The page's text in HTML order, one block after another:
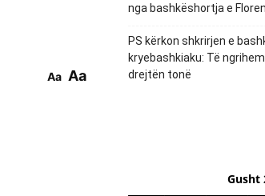
Aa Aa
nga bashkëshortja e
PS kërkon shkrirjen e
kryebashkiaku: Të
drejtën tonë
Gusht